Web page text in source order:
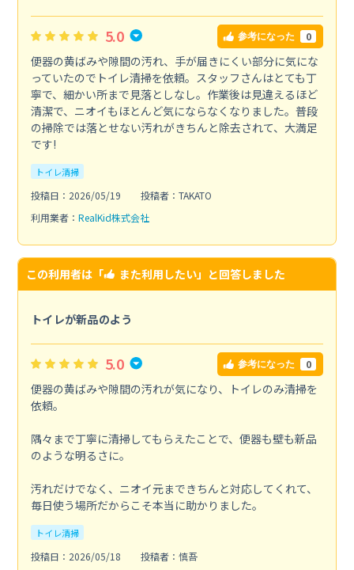
5.0 参考になった 0
便器の黄ばみや隙間の汚れ、手が届きにくい部分に気にな
っていたのでトイレ清掃を依頼。スタッフさんはとても丁
寧で、細かい所まで見落としなし。作業後は見違えるほど
清潔で、ニオイもほとんど気にならなくなりました。普段
の掃除では落とせない汚れがきちんと除去されて、大満足
です!
トイレ清掃
投稿日：2026/05/19
投稿者：TAKATO
利用業者： RealKid株式会社
この利用者は「 また利用したい」と回答しました
トイレが新品のよう
5.0 参考になった 0
便器の黄ばみや隙間の汚れが気になり、トイレのみ清掃を
依頼。
隅々まで丁寧に清掃してもらえたことで、便器も壁も新品
のような明るさに。
汚れだけでなく、ニオイ元まできちんと対応してくれて、
毎日使う場所だからこそ本当に助かりました。
トイレ清掃
投稿日：2026/05/18
投稿者：慎吾